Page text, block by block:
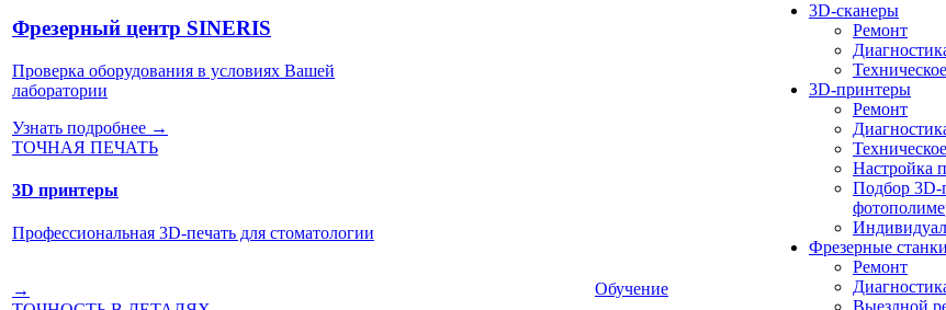
Фрезерный центр SINERIS
Проверка оборудования в условиях Вашей
лаборатории
Узнать подробнее →
ТОЧНАЯ ПЕЧАТЬ
3D принтеры
Профессиональная 3D-печать для стоматологии
→
Обучение
3D-сканеры
Ремонт
3D-принтеры
Ремонт
Настройка
Подбор 3D-
Фрезерные станки
Ремонт
Выездной